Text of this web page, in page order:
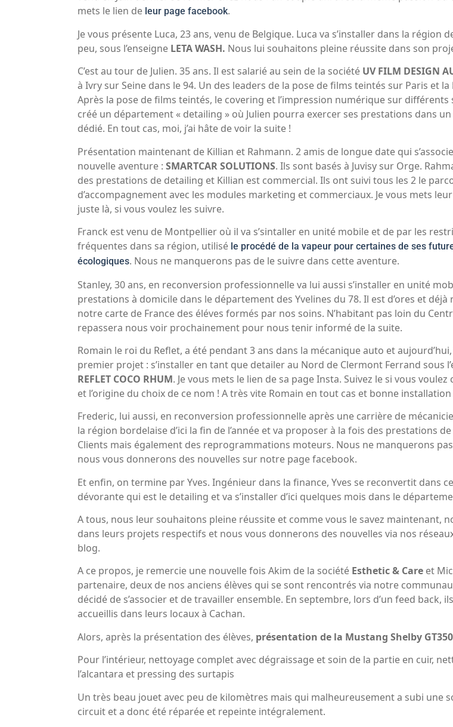
mets le lien de leur page facebook.
Je vous présente Luca, 23 ans, venu de Belgique. Luca va s’installer dans la région
peu, sous l’enseigne LETA WASH. Nous lui souhaitons pleine réussite dans son
C’est au tour de Julien. 35 ans. Il est salarié au sein de la société UV FILM DESIGN
à Ivry sur Seine dans le 94. Un des leaders de la pose de films teintés sur Paris et la
Après la pose de films teintés, le covering et l’impression numérique sur différents
créé un département « detailing » où Julien pourra exercer ses prestations dans
dédié. En tout cas, moi, j’ai hâte de voir la suite !
Présentation maintenant de Killian et Rahmann. 2 amis de longue date qui
nouvelle aventure : SMARTCAR SOLUTIONS. Ils sont basés à Juvisy sur Orge.
des prestations de detailing et Killian est commercial. Ils ont suivi tous les 2 le
d’accompagnement avec les modules marketing et commerciaux. Je vous mets
juste là, si vous voulez les suivre.
Franck est venu de Montpellier où il va s’sintaller en unité mobile et de par les
fréquentes dans sa région, utilisé le procédé de la vapeur pour certaines de ses
écologiques. Nous ne manquerons pas de le suivre dans cette aventure.
Stanley, 30 ans, en reconversion professionnelle va lui aussi s’installer en unité
prestations à domicile dans le département des Yvelines du 78. Il est d’ores et
notre carte de France des éléves formés par nos soins. N’habitant pas loin du
repassera nous voir prochainement pour nous tenir informé de la suite.
Romain le roi du Reflet, a été pendant 3 ans dans la mécanique auto et
premier projet : s’installer en tant que detailer au Nord de Clermont Ferrand sous
REFLET COCO RHUM. Je vous mets le lien de sa page Insta. Suivez le si vous
et l’origine du choix de ce nom ! A très vite Romain en tout cas et bonne installation
Frederic, lui aussi, en reconversion professionnelle après une carrière de
la région bordelaise d’ici la fin de l’année et va proposer à la fois des prestations
Clients mais également des reprogrammations moteurs. Nous ne manquerons
nous vous donnerons des nouvelles sur notre page facebook.
Et enfin, on termine par Yves. Ingénieur dans la finance, Yves se reconvertit dans
dévorante qui est le detailing et va s’installer d’ici quelques mois dans le
A tous, nous leur souhaitons pleine réussite et comme vous le savez maintenant,
dans leurs projets respectifs et nous vous donnerons des nouvelles via nos
blog.
A ce propos, je remercie une nouvelle fois Akim de la société Esthetic & Care et
partenaire, deux de nos anciens élèves qui se sont rencontrés via notre
décidé de s’associer et de travailler ensemble. En septembre, lors d’un feed back,
accueillis dans leurs locaux à Cachan.
Alors, après la présentation des élèves, présentation de la Mustang Shelby GT350
Pour l’intérieur, nettoyage complet avec dégraissage et soin de la partie en cuir,
l’alcantara et pressing des surtapis
Un très beau jouet avec peu de kilomètres mais qui malheureusement a subi une
circuit et a donc été réparée et repeinte intégralement.